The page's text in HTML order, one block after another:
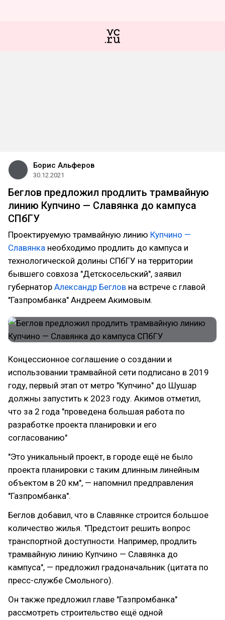
Борис Альферов
30.12.2021
Беглов предложил продлить трамвайную
линию Купчино — Славянка до кампуса
СПбГУ
Проектируемую трамвайную линию Купчино —
Славянка необходимо продлить до кампуса и
технологической долины СПбГУ на территории
бывшего совхоза "Детскосельский", заявил
губернатор Александр Беглов на встрече с главой
"Газпромбанка" Андреем Акимовым.
Концессионное соглашение о создании и
использовании трамвайной сети подписано в 2019
году, первый этап от метро "Купчино" до Шушар
должны запустить к 2023 году. Акимов отметил,
что за 2 года "проведена большая работа по
разработке проекта планировки и его
согласованию"
"Это уникальный проект, в городе ещё не было
проекта планировки с таким длинным линейным
объектом в 20 км", — напомнил предправления
"Газпромбанка".
Беглов добавил, что в Славянке строится большое
количество жилья. "Предстоит решить вопрос
транспортной доступности. Например, продлить
трамвайную линию Купчино — Славянка до
кампуса", — предложил градоначальник (цитата по
пресс-службе Смольного).
Он также предложил главе "Газпромбанка"
рассмотреть строительство ещё одной